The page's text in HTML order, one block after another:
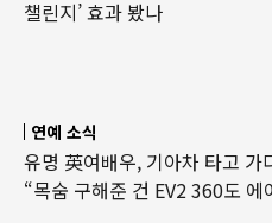
챌린지’ 효과 봤나
연예 소식
유명 英여배우, 기아차 타고 가
“목숨 구해준 건 EV2 360도 에